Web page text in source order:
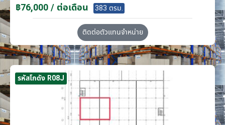
฿76,000 / ต่อเดือน 383 ตรม.
ติดต่อตัวแทนจำหน่าย
รหัสโกดัง R08J